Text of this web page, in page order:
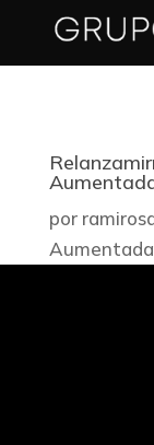
por
Aumentada